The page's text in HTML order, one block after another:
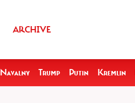
ARCHIVE
Navalny Trump Putin Kremlin